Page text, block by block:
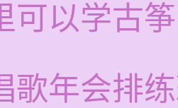
可以学古
歌年会排